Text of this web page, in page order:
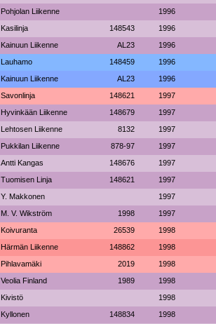
Pohjolan Liikenne 1996
Kasilinja 148543 1996
Kainuun Liikenne AL23 1996
Lauhamo 148459 1996
Kainuun Liikenne AL23 1996
Savonlinja 148621 1997
Hyvinkään Liikenne 148679 1997
Lehtosen Liikenne 8132 1997
Pukkilan Liikenne 878-97 1997
Antti Kangas 148676 1997
Tuomisen Linja 148621 1997
Y. Makkonen 1997
M. V. Wikström 1998 1997
Koivuranta 26539 1998
Härmän Liikenne 148862 1998
Pihlavamäki 2019 1998
Veolia Finland 1989 1998
Kivistö 1998
Kyllonen 148834 1998